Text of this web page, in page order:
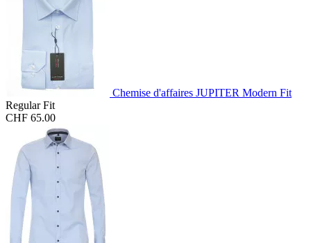
Chemise d'affaires JUPITER Modern Fit
Regular Fit
CHF 65.00